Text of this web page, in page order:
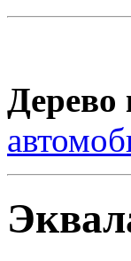
Дерево